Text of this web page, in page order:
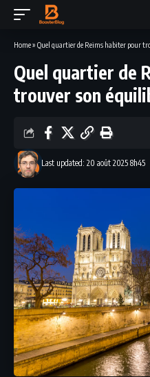
Home» Quel quartier de Reims habiter pour
Quel quartier de
trouver son
Last updated: 20 août 2025 8h45